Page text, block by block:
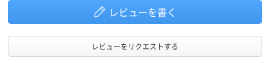
レビューを書く
レビューをリクエストする